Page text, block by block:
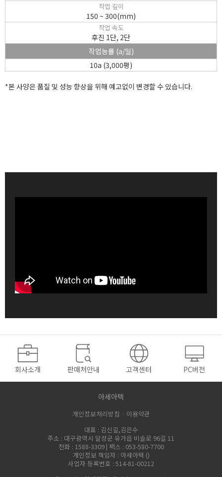
작업 깊이
150 ~ 300(mm)
작업 속도
후진 1단, 2단
작업능률 (a/일)
10a (3,000평)
*본 사양은 품질 및 성능 향상을 위해 예고없이 변경할 수 있습니다.
회사소개 판매처안내 고객센터 PC버전
아세아텍
개인정보처리방침 · 이용약관
대표 : 김신길,김은수
주소 : 대구광역시 달성군 유가읍 비슬로 96길 11
전화 : 1588-3309 | 팩스 : 053-580-7700
개인정보 책임자 : 아세아텍 ()
사업자 등록번호 : 514-81-00212